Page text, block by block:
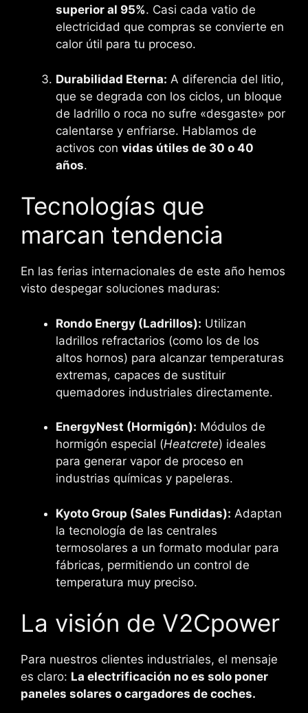
superior al 95%. Casi cada vatio de
electricidad que compras se convierte en
calor útil para tu proceso.
Durabilidad Eterna: A diferencia del litio,
que se degrada con los ciclos, un bloque
de ladrillo o roca no sufre «desgaste» por
calentarse y enfriarse. Hablamos de
activos con vidas útiles de 30 o 40
años.
Tecnologías que
marcan tendencia
En las ferias internacionales de este año hemos
visto despegar soluciones maduras:
Rondo Energy (Ladrillos): Utilizan
ladrillos refractarios (como los de los
altos hornos) para alcanzar temperaturas
extremas, capaces de sustituir
quemadores industriales directamente.
EnergyNest (Hormigón): Módulos de
hormigón especial (Heatcrete) ideales
para generar vapor de proceso en
industrias químicas y papeleras.
Kyoto Group (Sales Fundidas): Adaptan
la tecnología de las centrales
termosolares a un formato modular para
fábricas, permitiendo un control de
temperatura muy preciso.
La visión de V2Cpower
Para nuestros clientes industriales, el mensaje
es claro: La electrificación no es solo poner
paneles solares o cargadores de coches.